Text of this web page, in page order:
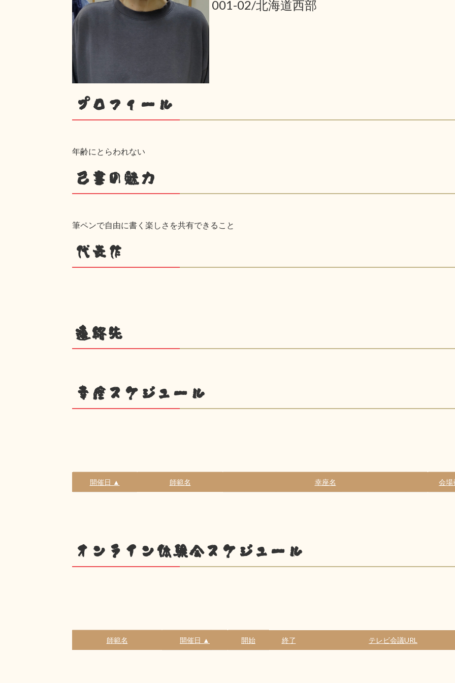
001-02/北海道西部
プロフィール
年齢にとらわれない
己書の魅力
筆ペンで自由に書く楽しさを共有できること
代表作
連絡先
幸座スケジュール
開催日 ▲ 師範名 幸座名 会場
オンライン体験会スケジュール
師範名 開催日 ▲ 開始 終了 テレビ会議URL